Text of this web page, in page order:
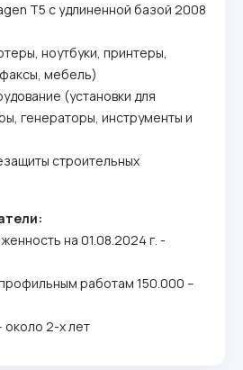
Т5 с удлиненной базой 2008
ноутбуки, принтеры,
мебель)
(установки для
генераторы, инструменты и
строительных
на 01.08.2024 г. -
работам 150.000 –
около 2-х лет